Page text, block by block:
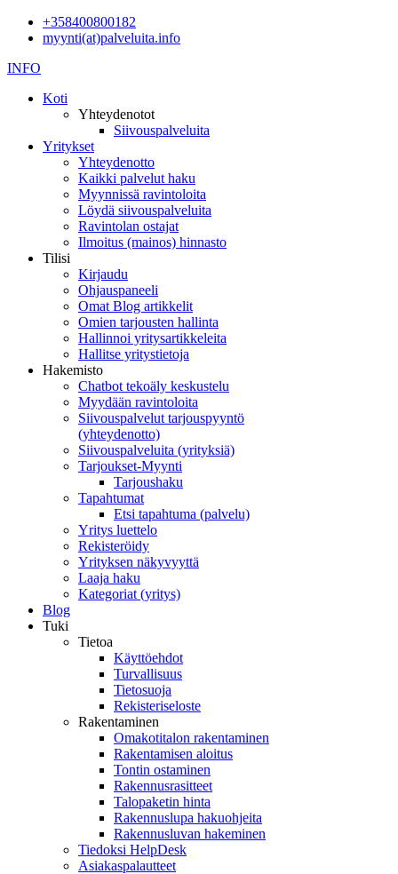
+358400800182
myynti(at)palveluita.info
INFO
Koti
Yhteydenotot
Siivouspalveluita
Yritykset
Yhteydenotto
Kaikki palvelut haku
Myynnissä ravintoloita
Löydä siivouspalveluita
Ravintolan ostajat
Ilmoitus (mainos) hinnasto
Tilisi
Kirjaudu
Ohjauspaneeli
Omat Blog artikkelit
Omien tarjousten hallinta
Hallinnoi yritysartikkeleita
Hallitse yritystietoja
Hakemisto
Chatbot tekoäly keskustelu
Myydään ravintoloita
Siivouspalvelut tarjouspyyntö
(yhteydenotto)
Siivouspalveluita (yrityksiä)
Tarjoukset-Myynti
Tarjoushaku
Tapahtumat
Etsi tapahtuma (palvelu)
Yritys luettelo
Rekisteröidy
Yrityksen näkyvyyttä
Laaja haku
Kategoriat (yritys)
Blog
Tuki
Tietoa
Käyttöehdot
Turvallisuus
Tietosuoja
Rekisteriseloste
Rakentaminen
Omakotitalon rakentaminen
Rakentamisen aloitus
Tontin ostaminen
Rakennusrasitteet
Talopaketin hinta
Rakennuslupa hakuohjeita
Rakennusluvan hakeminen
Tiedoksi HelpDesk
Asiakaspalautteet